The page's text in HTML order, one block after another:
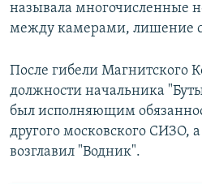
называла многочисленные
между камерами, лишение
После гибели Магнитского
должности начальника
был исполняющим
другого московского СИЗО, а
возглавил "Водник".